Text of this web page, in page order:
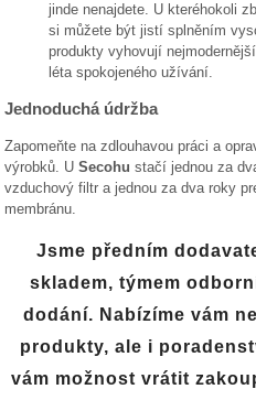
jinde nenajdete. U kteréhokoli
si můžete být jistí splněním
produkty vyhovují
léta spokojeného užívání.
Jednoduchá údržba
Zapomeňte na zdlouhavou práci a
výrobků. USecohu stačí jednou za
vzduchový filtr a jednou za dva roky
membránu.
Jsme předním
skladem, týmem
dodání. Nabízíme vám
produkty, ale i
vám možnost vrátit